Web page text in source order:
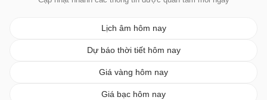
Lịch âm hôm nay
Dự báo thời tiết hôm nay
Giá vàng hôm nay
Giá bạc hôm nay